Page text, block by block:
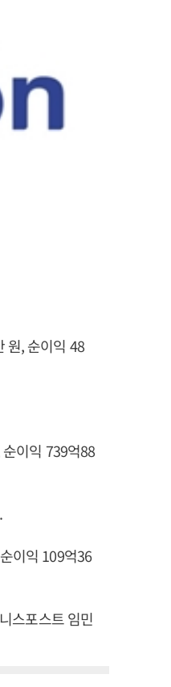
원, 순이익 48
이익 739억88
이익 109억36
스포스트 임민